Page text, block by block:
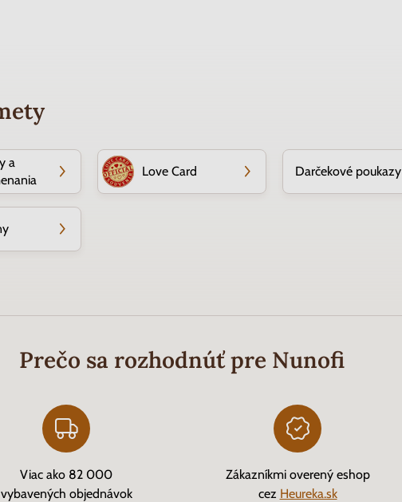
a
Love Card Darčekové poukazy
Prečo sa rozhodnúť pre Nunofi
Viac ako 82 000
vybavených objednávok
Zákazníkmi overený eshop
cez Heureka.sk